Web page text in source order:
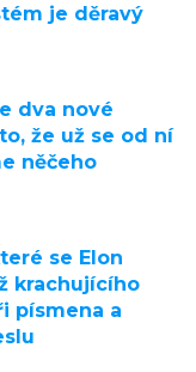
je děravý
dva nové
že už se od ní
něčeho
se Elon
krachujícího
písmena a